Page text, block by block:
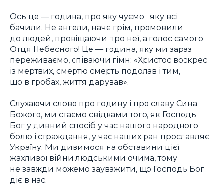
Ось це — година, про яку чуємо і яку всі
бачили. Не ангели, наче грім, промовили
до людей, провіщаючи про неї, а голос самого
Отця Небесного! Це — година, яку ми зараз
переживаємо, співаючи гімн: «Христос воскрес
із мертвих, смертю смерть подолав і тим,
що в гробах, життя дарував».
Слухаючи слово про годину і про славу Сина
Божого, ми стаємо свідками того, як Господь
Бог у дивний спосіб у час нашого народного
болю і страждання, у час наших ран прославляє
Україну. Ми дивимося на обставини цієї
жахливої війни людськими очима, тому
не завжди можемо зауважити, що Господь Бог
діє в нас.